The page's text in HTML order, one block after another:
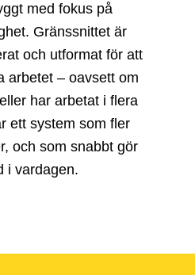
med fokus på
Gränssnittet är
och utformat för att
arbetet – oavsett om
har arbetat i flera
ett system som fler
och som snabbt gör
i vardagen.